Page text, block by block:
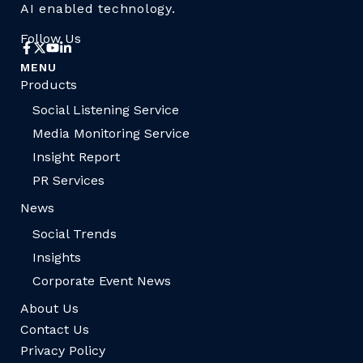
AI enabled technology.
Follow Us
MENU
Products
Social Listening Service
Media Monitoring Service
Insight Report
PR Services
News
Social Trends
Insights
Corporate Event News
About Us
Contact Us
Privacy Policy